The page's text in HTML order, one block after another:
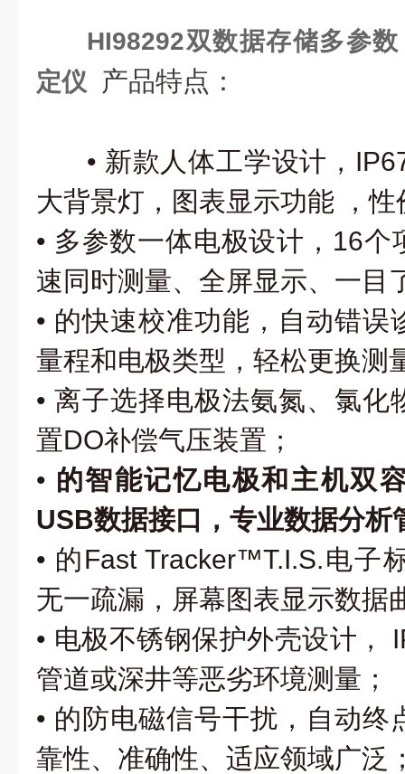
HI98292双数据存储多参
定仪 产品特点：
• 新款人体工学设计，
大背景灯，图表显示功能 ，性
• 多参数一体电极设计，16
速同时测量、全屏显示、一目
• 的快速校准功能，自动错误
量程和电极类型，轻松更换测
• 离子选择电极法氨氮、氯化
置DO补偿气压装置；
• 的智能记忆电极和主机双
USB数据接口，专业数据分析
• 的Fast Tracker™T.I.S.电子
无一疏漏，屏幕图表显示数据
• 电极不锈钢保护外壳设计，
管道或深井等恶劣环境测量；
• 的防电磁信号干扰，自动终
靠性、准确性、适应领域广泛